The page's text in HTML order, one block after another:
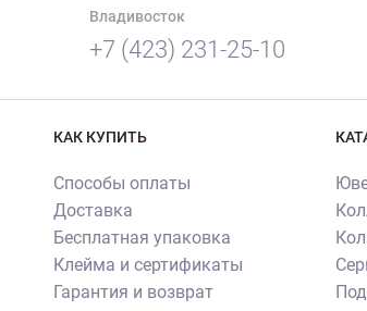
Владивосток
+7 (423) 231-25-10
КАК КУПИТЬ
Способы оплаты
Доставка
Бесплатная упаковка
Клейма и сертификаты
Гарантия и возврат